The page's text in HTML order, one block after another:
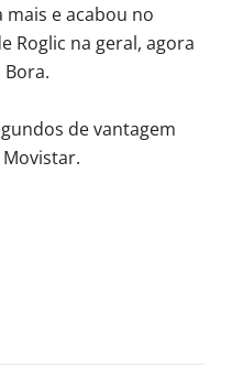
mais e acabou no
Roglic na geral, agora
de vantagem